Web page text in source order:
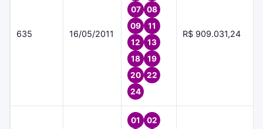
635 16/05/2011
07
08
09
11
12
13
18
19
20
22
24
R$ 909.031,24
01 02